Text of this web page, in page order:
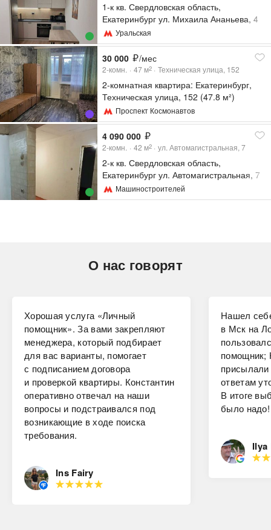
1-к кв. Свердловская область,
Екатеринбург ул. Михаила Ананьева, 4
(35.0 м²)
Уральская
30 000 /мес
2-комн. 47 м2 Техническая улица, 152
2-комнатная квартира: Екатеринбург,
Техническая улица, 152 (47.8 м²)
Проспект Космонавтов
4 090 000
2-комн. 42 м2 ул. Автомагистральная, 7
2-к кв. Свердловская область,
Екатеринбург ул. Автомагистральная, 7
(42.9 м²)
Машиностроителей
О нас говорят
Хорошая услуга «Личный
помощник». За вами закрепляют
менеджера, который подбирает
для вас варианты, помогает
с подписанием договора
и проверкой квартиры. Константин
оперативно отвечал на наши
вопросы и подстраивался под
возникающие в ходе поиска
требования.
Ins Fairy
Нашел
в Мск на
помощник;
ответам
В итоге
было надо!
Ilya